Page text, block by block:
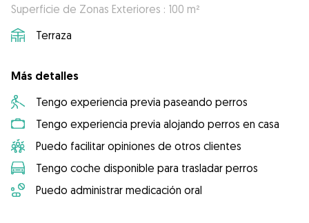
Superficie de Zonas Exteriores : 100 m²
Terraza
Más detalles
Tengo experiencia previa paseando perros
Tengo experiencia previa alojando perros en casa
Puedo facilitar opiniones de otros clientes
Tengo coche disponible para trasladar perros
Puedo administrar medicación oral